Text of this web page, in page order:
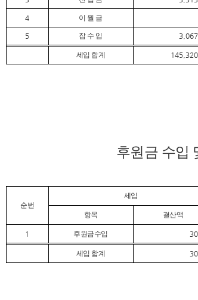
4 이 월 금
5 잡 수 입
세입 합계
후원금 수입
순번
세입
항목 결산액
1 후원금수입
세입 합계